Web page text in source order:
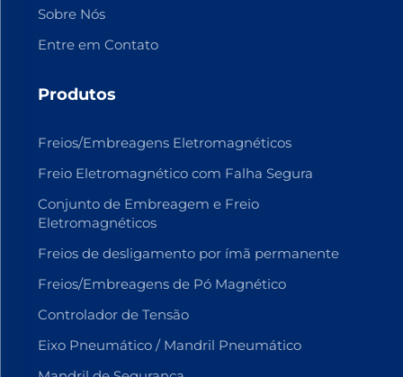
Sobre Nós
Entre em Contato
Produtos
Freios/Embreagens Eletromagnéticos
Freio Eletromagnético com Falha Segura
Conjunto de Embreagem e Freio
Eletromagnéticos
Freios de desligamento por ímã permanente
Freios/Embreagens de Pó Magnético
Controlador de Tensão
Eixo Pneumático / Mandril Pneumático